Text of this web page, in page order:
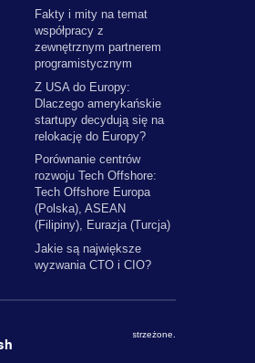
Fakty i mity na temat
współpracy z
zewnętrznym partnerem
programistycznym
Z USA do Europy:
Dlaczego amerykańskie
startupy decydują się na
relokację do Europy?
Porównanie centrów
rozwoju Tech Offshore:
Tech Offshore Europa
(Polska), ASEAN
(Filipiny), Eurazja (Turcja)
Jakie są największe
wyzwania CTO i CIO?
Codest. Wszelkie prawa zastrzeżone.